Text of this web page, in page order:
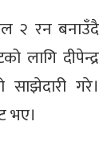
२ रन बनाउँदै
लागि दीपेन्द्र
गरे।
भए।